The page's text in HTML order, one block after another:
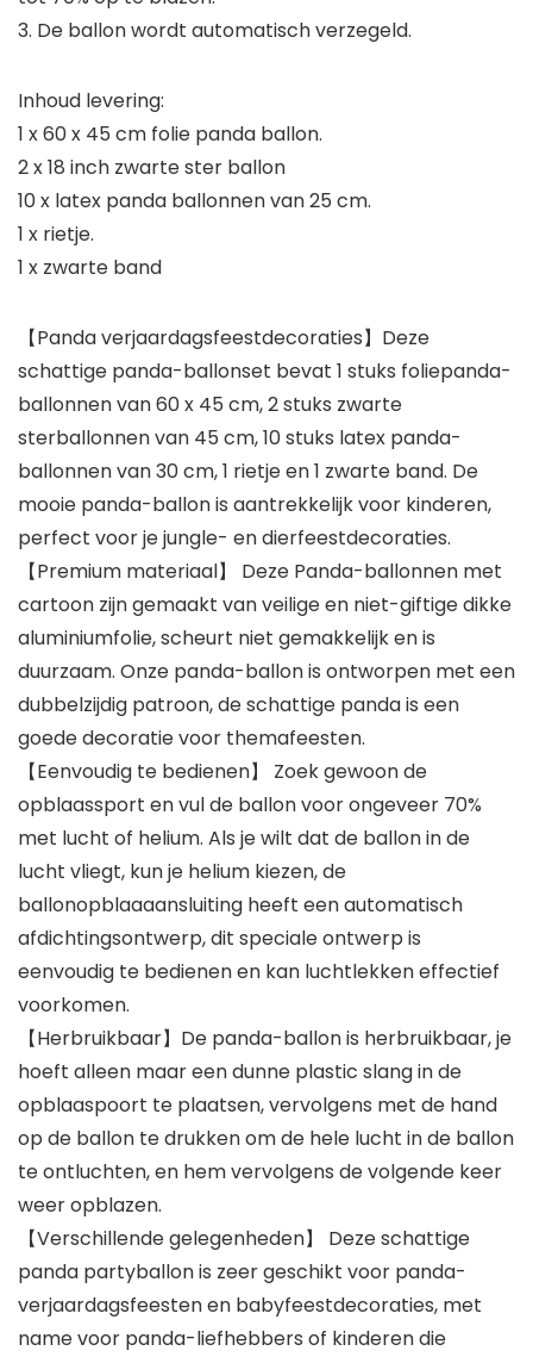
3. De ballon wordt automatisch verzegeld.
Inhoud levering:
1 x 60 x 45 cm folie panda ballon.
2 x 18 inch zwarte ster ballon
10 x latex panda ballonnen van 25 cm.
1 x rietje.
1 x zwarte band
【Panda verjaardagsfeestdecoraties】Deze
schattige panda-ballonset bevat 1 stuks foliepanda-
ballonnen van 60 x 45 cm, 2 stuks zwarte
sterballonnen van 45 cm, 10 stuks latex panda-
ballonnen van 30 cm, 1 rietje en 1 zwarte band. De
mooie panda-ballon is aantrekkelijk voor kinderen,
perfect voor je jungle- en dierfeestdecoraties.
【Premium materiaal】 Deze Panda-ballonnen met
cartoon zijn gemaakt van veilige en niet-giftige dikke
aluminiumfolie, scheurt niet gemakkelijk en is
duurzaam. Onze panda-ballon is ontworpen met een
dubbelzijdig patroon, de schattige panda is een
goede decoratie voor themafeesten.
【Eenvoudig te bedienen】 Zoek gewoon de
opblaassport en vul de ballon voor ongeveer 70%
met lucht of helium. Als je wilt dat de ballon in de
lucht vliegt, kun je helium kiezen, de
ballonopblaaaansluiting heeft een automatisch
afdichtingsontwerp, dit speciale ontwerp is
eenvoudig te bedienen en kan luchtlekken effectief
voorkomen.
【Herbruikbaar】De panda-ballon is herbruikbaar, je
hoeft alleen maar een dunne plastic slang in de
opblaaspoort te plaatsen, vervolgens met de hand
op de ballon te drukken om de hele lucht in de ballon
te ontluchten, en hem vervolgens de volgende keer
weer opblazen.
【Verschillende gelegenheden】 Deze schattige
panda partyballon is zeer geschikt voor panda-
verjaardagsfeesten en babyfeestdecoraties, met
name voor panda-liefhebbers of kinderen die